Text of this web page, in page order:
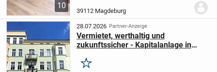
10
Magdeburg. Die Immobilie liegt an einer
Nebenstraße und ist über zwei Treppen
im Treppenhaus...
39112 Magdeburg
28.07.2026 Partner-Anzeige
Vermietet, werthaltig und
zukunftssicher - Kapitalanlage in
Merken